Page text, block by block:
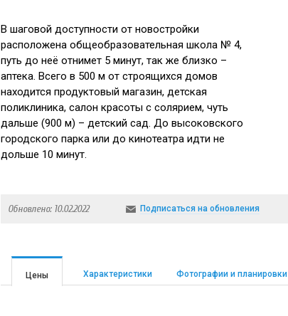
В шаговой доступности от новостройки
расположена общеобразовательная школа № 4,
путь до неё отнимет 5 минут, так же близко –
аптека. Всего в 500 м от строящихся домов
находится продуктовый магазин, детская
поликлиника, салон красоты с солярием, чуть
дальше (900 м) – детский сад. До высоковского
городского парка или до кинотеатра идти не
дольше 10 минут.
Обновлено: 10.02.2022 Подписаться на обновления
Цены Характеристики Фотографии и планировки